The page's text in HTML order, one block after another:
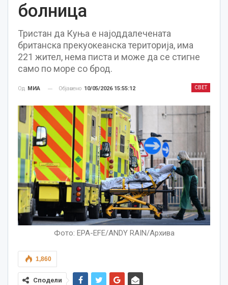
болница
Тристан да Куња е најоддалечената
британска прекуокеанска територија, има
221 жител, нема писта и може да се стигне
само по море со брод.
СВЕТ
Од МИА Објавено 10/05/2026 15:55:12
Фото: EPA-EFE/ANDY RAIN/Архива
1,860
Сподели